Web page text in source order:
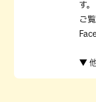
す
ご
▼